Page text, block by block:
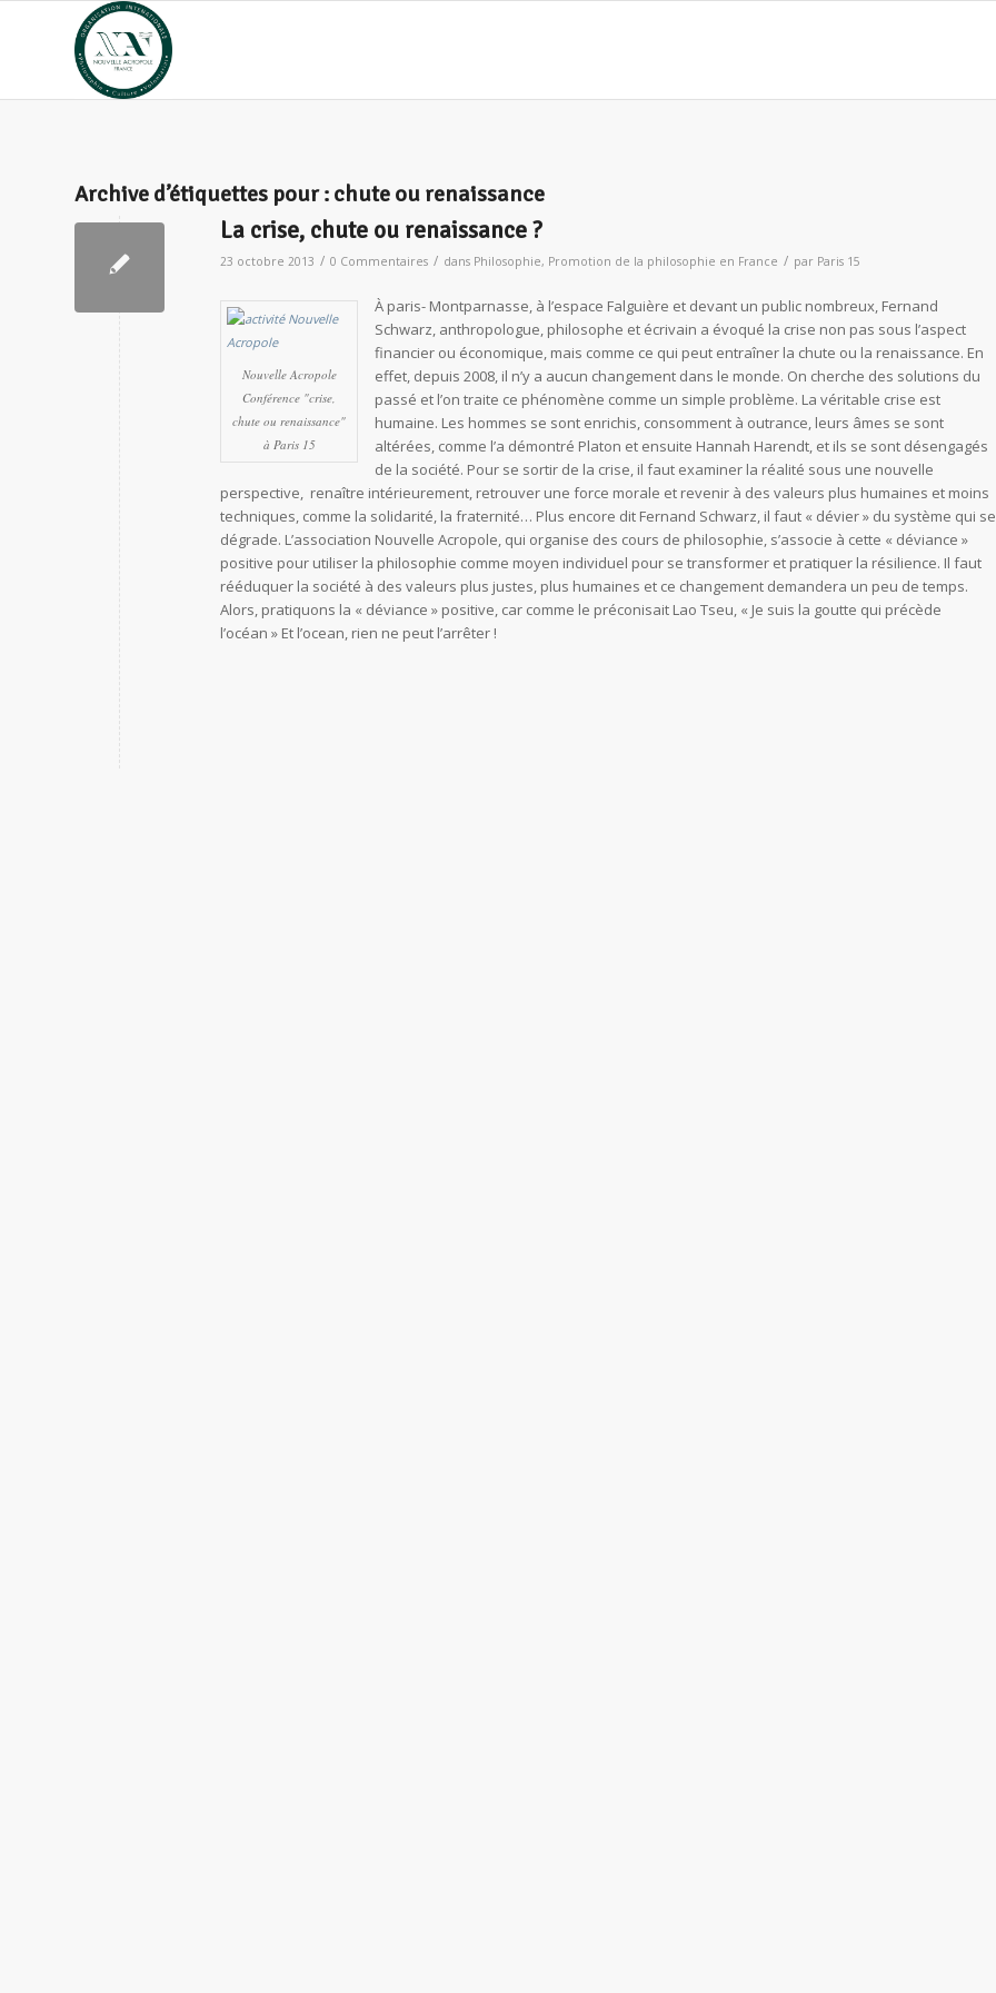
Archive d’étiquettes pour : chute ou renaissance
La crise, chute ou renaissance ?
23 octobre 2013 / 0 Commentaires / dans Philosophie, Promotion de la philosophie en France / par Paris 15
Nouvelle Acropole
Conférence "crise,
chute ou renaissance"
à Paris 15
À paris- Montparnasse, à l’espace Falguière et devant un public nombreux, Fernand
Schwarz, anthropologue, philosophe et écrivain a évoqué la crise non pas sous l’aspect
financier ou économique, mais comme ce qui peut entraîner la chute ou la renaissance. En
effet, depuis 2008, il n’y a aucun changement dans le monde. On cherche des solutions du
passé et l’on traite ce phénomène comme un simple problème. La véritable crise est
humaine. Les hommes se sont enrichis, consomment à outrance, leurs âmes se sont
altérées, comme l’a démontré Platon et ensuite Hannah Harendt, et ils se sont désengagés
de la société. Pour se sortir de la crise, il faut examiner la réalité sous une nouvelle
perspective, renaître intérieurement, retrouver une force morale et revenir à des valeurs plus humaines et moins
techniques, comme la solidarité, la fraternité… Plus encore dit Fernand Schwarz, il faut « dévier » du système qui se
dégrade. L’association Nouvelle Acropole, qui organise des cours de philosophie, s’associe à cette « déviance »
positive pour utiliser la philosophie comme moyen individuel pour se transformer et pratiquer la résilience. Il faut
rééduquer la société à des valeurs plus justes, plus humaines et ce changement demandera un peu de temps.
Alors, pratiquons la « déviance » positive, car comme le préconisait Lao Tseu, « Je suis la goutte qui précède
l’océan » Et l’ocean, rien ne peut l’arrêter !